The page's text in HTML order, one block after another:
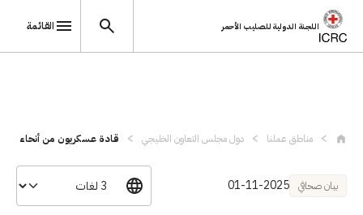
اللجنة الدولية للصليب الأحمر القائمة
مناطق عملنا دول مجلس التعاون الخليجي قادة عسكريون من أنحاء
بيان صحافي 01-11-2025